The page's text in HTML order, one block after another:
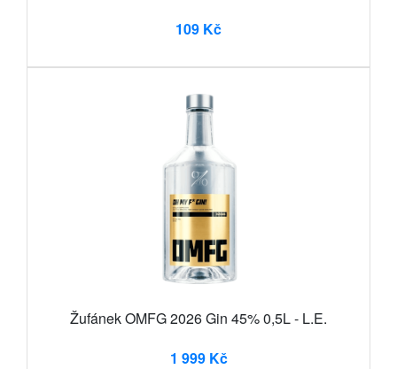
109 Kč
Žufánek OMFG 2026 Gin 45% 0,5L - L.E.
1 999 Kč